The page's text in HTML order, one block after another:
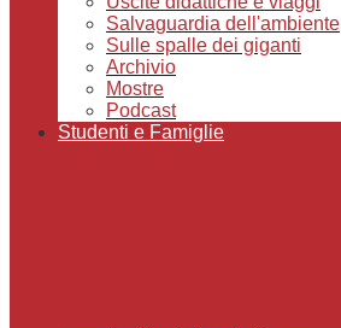
Salvaguardia dell'ambiente
Sulle spalle dei giganti
Archivio
Mostre
Podcast
Studenti e Famiglie